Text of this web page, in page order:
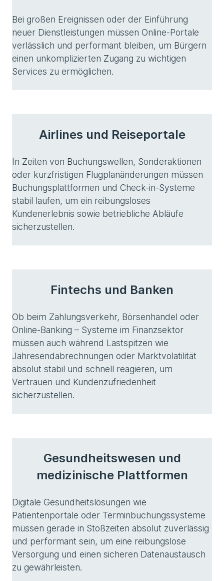
Bei großen Ereignissen oder der Einführung
neuer Dienstleistungen müssen Online-Portale
verlässlich und performant bleiben, um Bürgern
einen unkomplizierten Zugang zu wichtigen
Services zu ermöglichen.
Airlines und Reiseportale
In Zeiten von Buchungswellen, Sonderaktionen
oder kurzfristigen Flugplanänderungen müssen
Buchungsplattformen und Check-in-Systeme
stabil laufen, um ein reibungsloses
Kundenerlebnis sowie betriebliche Abläufe
sicherzustellen.
Fintechs und Banken
Ob beim Zahlungsverkehr, Börsenhandel oder
Online-Banking – Systeme im Finanzsektor
müssen auch während Lastspitzen wie
Jahresendabrechnungen oder Marktvolatilität
absolut stabil und schnell reagieren, um
Vertrauen und Kundenzufriedenheit
sicherzustellen.
Gesundheitswesen und
medizinische Plattformen
Digitale Gesundheitslösungen wie
Patientenportale oder Terminbuchungssysteme
müssen gerade in Stoßzeiten absolut zuverlässig
und performant sein, um eine reibungslose
Versorgung und einen sicheren Datenaustausch
zu gewährleisten.